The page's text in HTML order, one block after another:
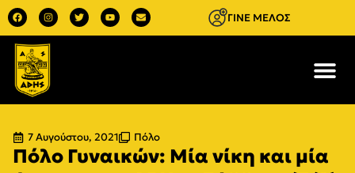
ΓΙΝΕ ΜΕΛΟΣ
7 Αυγούστου, 2021 Πόλο
Πόλο Γυναικών: Μία νίκη και μία